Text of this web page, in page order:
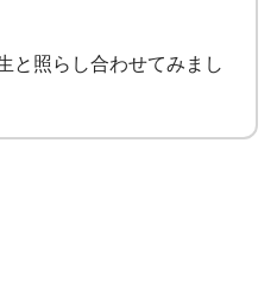
島占い処 はるいち堂 髙木と
ラクゼーションルームAroon
と照らし合わせてみまし